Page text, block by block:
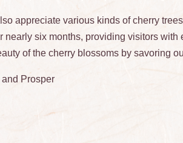
appreciate various kinds of cherry
nearly six months, providing visitors
of the cherry blossoms by savoring
and Prosper